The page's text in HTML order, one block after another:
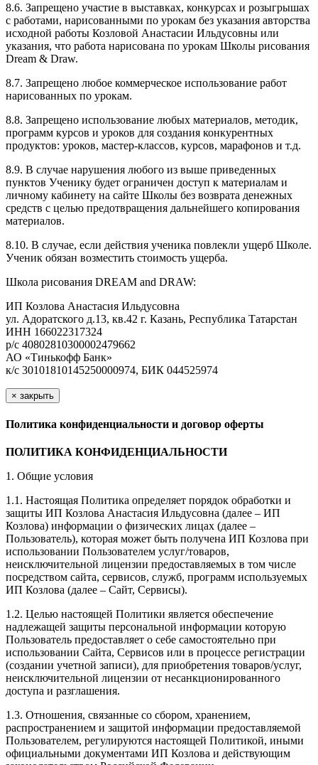
8.6. Запрещено участие в выставках, конкурсах и розыгрышах
с работами, нарисованными по урокам без указания авторства
исходной работы Козловой Анастасии Ильдусовны или
указания, что работа нарисована по урокам Школы рисования
Dream & Draw.
8.7. Запрещено любое коммерческое использование работ
нарисованных по урокам.
8.8. Запрещено использование любых материалов, методик,
программ курсов и уроков для создания конкурентных
продуктов: уроков, мастер-классов, курсов, марафонов и т.д.
8.9. В случае нарушения любого из выше приведенных
пунктов Ученику будет ограничен доступ к материалам и
личному кабинету на сайте Школы без возврата денежных
средств с целью предотвращения дальнейшего копирования
материалов.
8.10. В случае, если действия ученика повлекли ущерб Школе.
Ученик обязан возместить стоимость ущерба.
Школа рисования DREAM and DRAW:
ИП Козлова Анастасия Ильдусовна
ул. Адоратского д.13, кв.42 г. Казань, Республика Татарстан
ИНН 166022317324
р/с 40802810300002479662
АО «Тинькофф Банк»
к/с 30101810145250000974, БИК 044525974
× закрыть
Политика конфиденциальности и договор оферты
ПОЛИТИКА КОНФИДЕНЦИАЛЬНОСТИ
1. Общие условия
1.1. Настоящая Политика определяет порядок обработки и
защиты ИП Козлова Анастасия Ильдусовна (далее – ИП
Козлова) информации о физических лицах (далее –
Пользователь), которая может быть получена ИП Козлова при
использовании Пользователем услуг/товаров,
неисключительной лицензии предоставляемых в том числе
посредством сайта, сервисов, служб, программ используемых
ИП Козлова (далее – Сайт, Сервисы).
1.2. Целью настоящей Политики является обеспечение
надлежащей защиты персональной информации которую
Пользователь предоставляет о себе самостоятельно при
использовании Сайта, Сервисов или в процессе регистрации
(создании учетной записи), для приобретения товаров/услуг,
неисключительной лицензии от несанкционированного
доступа и разглашения.
1.3. Отношения, связанные со сбором, хранением,
распространением и защитой информации предоставляемой
Пользователем, регулируются настоящей Политикой, иными
официальными документами ИП Козловa и действующим